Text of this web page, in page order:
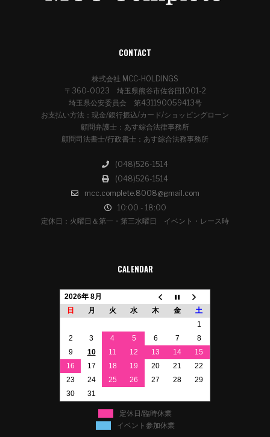
CONTACT
株式会社 MCC-HOLDINGS
〒360-0023 埼玉県熊谷市佐谷田1001-2
埼玉県公安委員会 第431190059413号
お支払い方法：現金/銀行振込/カード/ショッピングローン
顧問弁護士：あす綜合法律事務所
顧問司法書士/行政書士：あす綜合法務事務所
(048)526-1514
(048)526-1514
mcc.complete.8008@gmail.com
10:00 - 18:00
定休日：火曜日＆第一・第三水曜日 イベント・レース時
CALENDAR
2026年 8月
日
月 火 水 木 金
土
1
2
3 4 5 6 7
8
9
10 11 12 13 14
15
16
17 18 19 20 21
22
23
24 25 26 27 28
29
30
31
定休日/臨時休業
イベント参加休業